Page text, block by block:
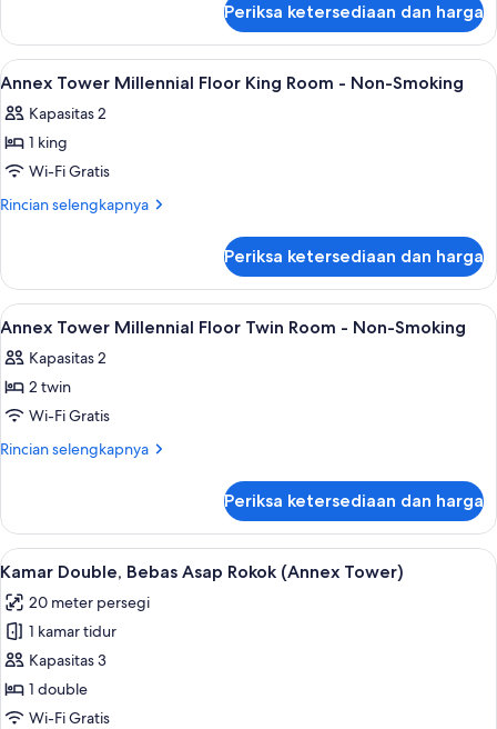
Double
Room
-
Non-
Smoking
Annex
Tower
Millennial
Double
Room
Non-
Smoking
Periksa ketersediaan dan harga
Lihat
semua
foto
untuk
Annex
Tower
King
Room
-
Non-
Smoking
Brankas, ruang kerja ramah laptop,
11
Annex Tower Millennial Floor King Room - Non-Smoking
Kapasitas 2
1 king
Wi-Fi Gratis
Rincian selengkapnya
Rincian
Annex
Tower
Millennial
King
Room
Non-
Smoking
Periksa ketersediaan dan harga
Lihat
semua
foto
untuk
Annex
Tower
Twin
Room
-
Non-
Smoking
Brankas, ruang kerja ramah laptop,
10
Annex Tower Millennial Floor Twin Room - Non-Smoking
Kapasitas 2
2 twin
Wi-Fi Gratis
Rincian selengkapnya
Rincian
Annex
Tower
Millennial
Twin
Room
Non-
Smoking
Periksa ketersediaan dan harga
Lihat
semua
foto
untuk
Kamar
Double,
Bebas
Kamar Double, Bebas Asap Rokok
9
Kamar Double, Bebas Asap Rokok (Annex Tower)
20 meter persegi
1 kamar tidur
Kapasitas 3
1 double
Wi-Fi Gratis